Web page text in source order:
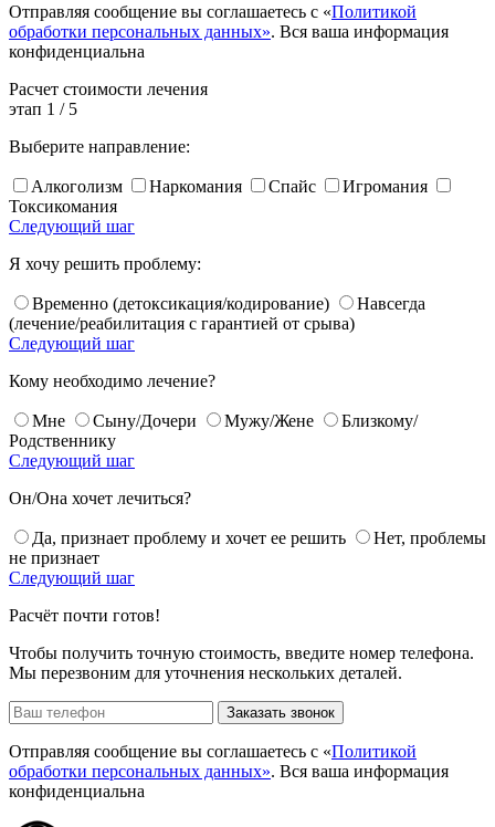
Отправляя сообщение вы соглашаетесь с «Политикой
обработки персональных данных». Вся ваша информация
конфиденциальна
Расчет стоимости лечения
этап 1 / 5
Выберите направление:
Алкоголизм Наркомания Спайс
Игромания
Токсикомания
Следующий шаг
Я хочу решить проблему:
Временно (детоксикация/кодирование)
Навсегда
(лечение/реабилитация с гарантией от срыва)
Следующий шаг
Кому необходимо лечение?
Мне Сыну/Дочери Мужу/Жене
Близкому/
Родственнику
Следующий шаг
Он/Она хочет лечиться?
Да, признает проблему и хочет ее решить
Нет, проблемы
не признает
Следующий шаг
Расчёт почти готов!
Чтобы получить точную стоимость, введите номер телефона.
Мы перезвоним для уточнения нескольких деталей.
Заказать звонок
Отправляя сообщение вы соглашаетесь с «Политикой
обработки персональных данных». Вся ваша информация
конфиденциальна